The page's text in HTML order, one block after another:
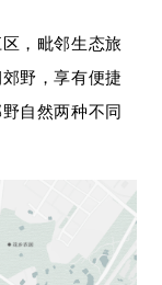
，毗邻生态旅
野，享有便捷
自然两种不同